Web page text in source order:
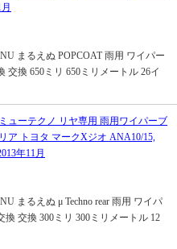
まるえぬ POPCOAT 雨用 ワイパー
換 650ミリ 650ミリメートル 26イ
ューテクノ リヤ専用 雨用ワイパーブ
ア トヨタ マークXジオ ANA10/15,
年11月
まるえぬ μ Techno rear 雨用 ワイパ
交換 300ミリ 300ミリメートル 12